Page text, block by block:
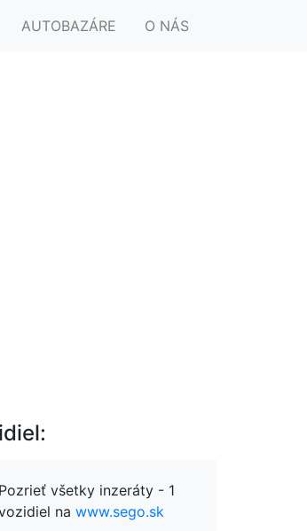
AUTOBAZÁRE O NÁS
Pozrieť všetky inzeráty - 1
na www.sego.sk